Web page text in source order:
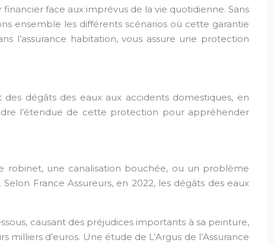
face aux imprévus de la vie quotidienne. Sans
ensemble les différents scénarios où cette garantie
l’assurance habitation, vous assure une protection
dégâts des eaux aux accidents domestiques, en
l’étendue de cette protection pour appréhender
robinet, une canalisation bouchée, ou un problème
France Assureurs, en 2022, les dégâts des eaux
causant des préjudices importants à sa peinture,
d’euros. Une étude de L’Argus de l’Assurance